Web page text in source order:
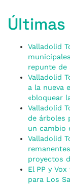
Valladolid
repunte de
Valladolid
a la nueva
«bloquear
Valladolid
de árboles
un cambio
Valladolid
proyectos
El PP y
para Los